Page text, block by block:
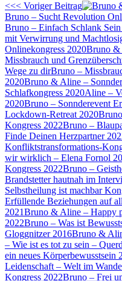
<<< Voriger Beitrag
Bruno – Sucht Revolution
Bruno – Einfach Schlank
mit Verwirrung und
Onlinekongress 2020Bruno &
Missbrauch und
Wege zu dirBruno –
2020Bruno & Aline –
Schlafkongress 2020Aline –
2020Bruno – Sonnderevent
Lockdown-Retreat 2020
Kongress 2022Bruno –
Finde Deinen Herzpartner
Konfliktstransformations-
wir wirklich – Elena Fornol
Kongress 2022Bruno –
Brandstetter hautnah im
Selbstheilung ist machbar
Erfüllende Beziehungen auf
2021Bruno & Aline – Happy
2022Bruno – Was ist
Gloggnitzer 2016Bruno &
– Wie ist es tot zu sein –
ein neues Körperbewusstsein
Leidenschaft – Welt im
Kongress 2022Bruno – Frei